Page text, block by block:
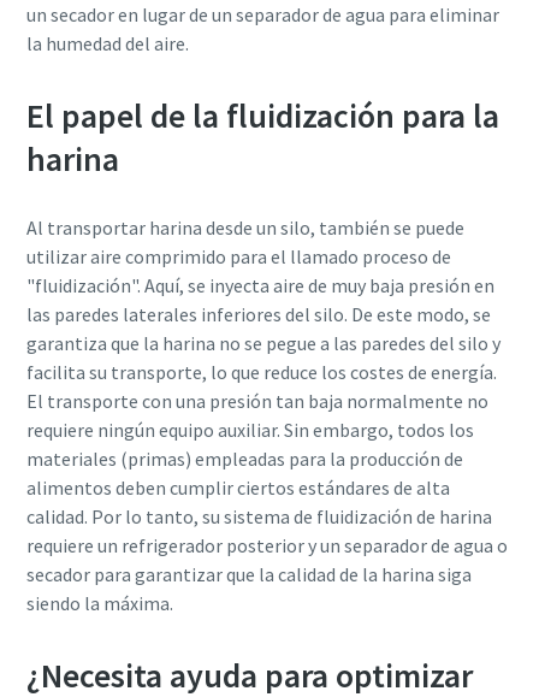
un secador en lugar de un separador de agua para eliminar
la humedad del aire.
El papel de la fluidización para la
harina
Al transportar harina desde un silo, también se puede
utilizar aire comprimido para el llamado proceso de
"fluidización". Aquí, se inyecta aire de muy baja presión en
las paredes laterales inferiores del silo. De este modo, se
garantiza que la harina no se pegue a las paredes del silo y
facilita su transporte, lo que reduce los costes de energía.
El transporte con una presión tan baja normalmente no
requiere ningún equipo auxiliar. Sin embargo, todos los
materiales (primas) empleadas para la producción de
alimentos deben cumplir ciertos estándares de alta
calidad. Por lo tanto, su sistema de fluidización de harina
requiere un refrigerador posterior y un separador de agua o
secador para garantizar que la calidad de la harina siga
siendo la máxima.
¿Necesita ayuda para optimizar